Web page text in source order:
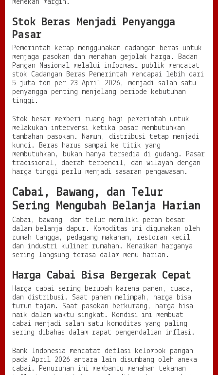
menekan margin.
Stok Beras Menjadi Penyangga
Pasar
Pemerintah kerap menggunakan cadangan beras untuk
menjaga pasokan dan menahan gejolak harga. Badan
Pangan Nasional melalui informasi publik mencatat
stok Cadangan Beras Pemerintah mencapai lebih dari
5 juta ton per 23 April 2026, menjadi salah satu
penyangga penting menjelang periode kebutuhan
tinggi.
Stok besar memberi ruang bagi pemerintah untuk
melakukan intervensi ketika pasar membutuhkan
tambahan pasokan. Namun, distribusi tetap menjadi
kunci. Beras harus sampai ke titik yang
membutuhkan, bukan hanya tersedia di gudang. Pasar
tradisional, daerah terpencil, dan wilayah dengan
harga tinggi perlu menjadi sasaran pengawasan.
Cabai, Bawang, dan Telur
Sering Mengubah Belanja Harian
Cabai, bawang, dan telur memiliki peran besar
dalam belanja dapur. Komoditas ini digunakan oleh
rumah tangga, pedagang makanan, restoran kecil,
dan industri kuliner rumahan. Kenaikan harganya
sering langsung terasa dalam menu harian.
Harga Cabai Bisa Bergerak Cepat
Harga cabai sering berubah karena panen, cuaca,
dan distribusi. Saat panen melimpah, harga bisa
turun tajam. Saat pasokan berkurang, harga bisa
naik dalam waktu singkat. Kondisi ini membuat
cabai menjadi salah satu komoditas yang paling
sering dibahas dalam rapat pengendalian inflasi.
Bank Indonesia mencatat deflasi kelompok pangan
pada April 2026 antara lain disumbang oleh aneka
cabai. Penurunan ini membantu menahan tekanan